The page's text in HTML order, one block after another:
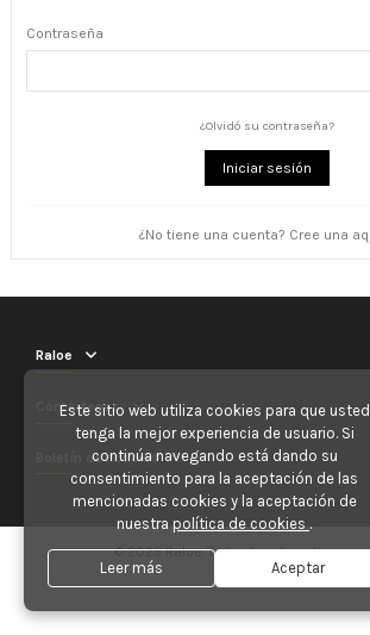
Contraseña
¿Olvidó su contraseña?
Iniciar sesión
¿No tiene una cuenta? Cree una
Raloe
Contáctenos
Boletín de noticias
© 2025 Raloe. Todos los derechos
Este sitio web utiliza cookies para que usted
tenga la mejor experiencia de usuario. Si
continúa navegando está dando su
consentimiento para la aceptación de las
mencionadas cookies y la aceptación de
nuestra política de cookies .
Leer más Aceptar